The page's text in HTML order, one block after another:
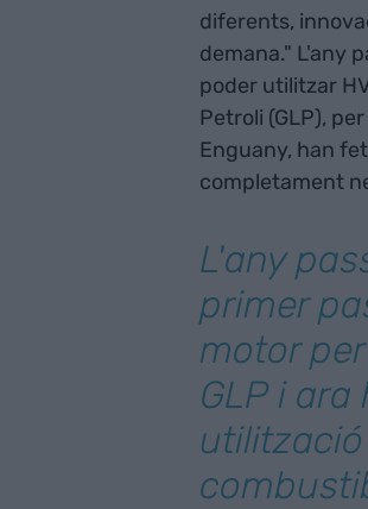
diferents,
demana." L'any
poder utilitzar
Petroli (GLP),
Enguany, han
completament
L'any
primer
motor
GLP i